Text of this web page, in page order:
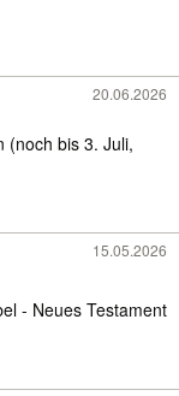
20.06.2026
(noch bis 3. Juli,
15.05.2026
- Neues Testament